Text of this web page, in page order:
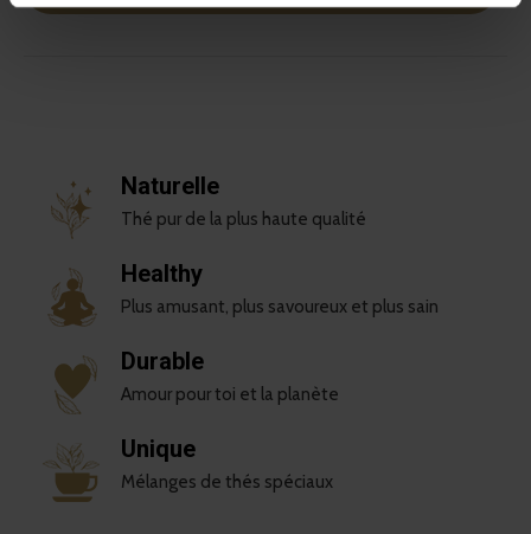
Naturelle
Thé pur de la plus haute qualité
Healthy
Plus amusant, plus savoureux et plus sain
Durable
Amour pour toi et la planète
Unique
Mélanges de thés spéciaux